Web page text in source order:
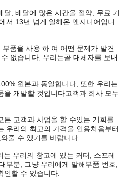
달, 배달에 많은 시간을 절약; 무료 기
서 13년 넘게 일해온 엔지니어입니
부품을 사용 하 여 어떤 문제가 발견
없습니다, 우리는곧 대체자를 보내
원본과 동일합니다, 또한 우리는
을 개발할 것입니다고객과 회사 모두
든 고객과 사업을 할 수있는 기회를
우리의 최고의 가격을 인용처음부터
줄 수 있기를 바랍니다.
는 우리의 창고에 있는 커터, 스프레
부분, 그냥 우리에게 말해부품 번호,
인할 수 있습니다.